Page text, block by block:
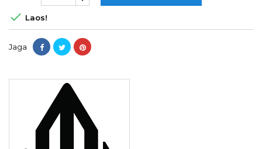
 Laos!
Jaga